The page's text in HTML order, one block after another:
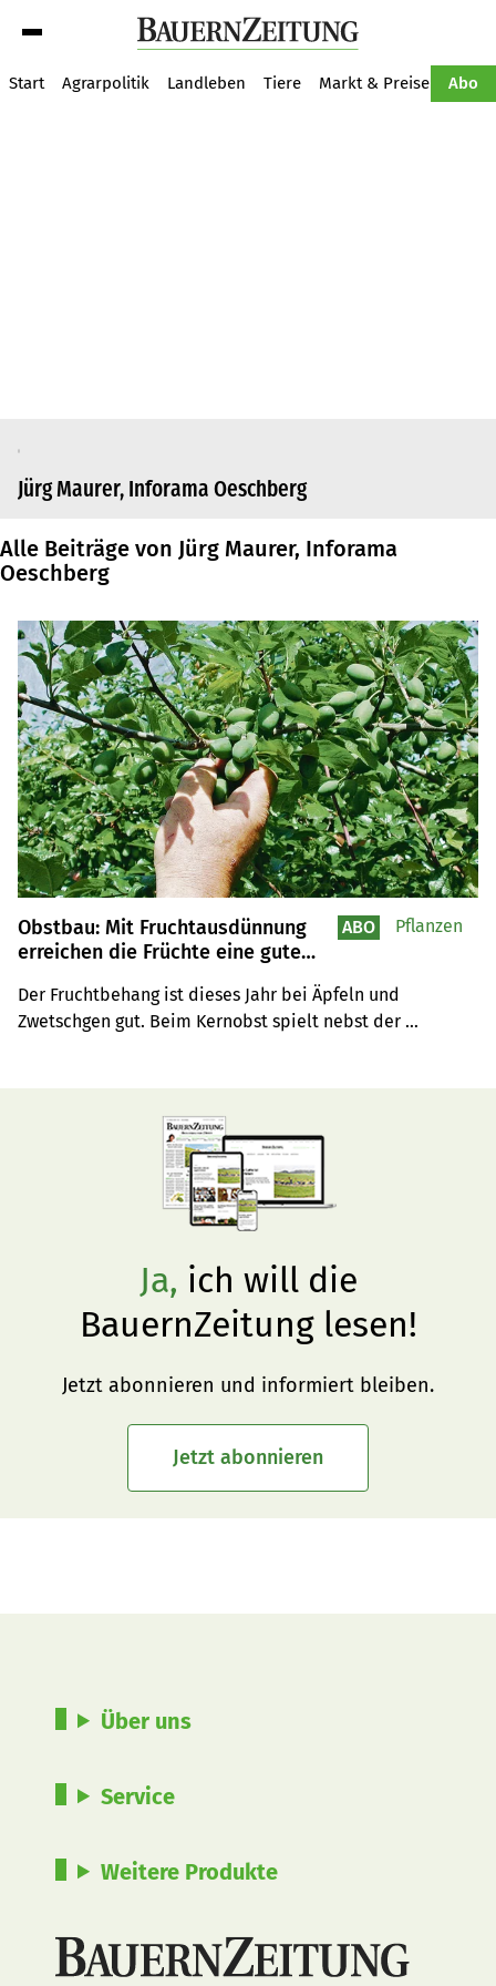
Start Agrarpolitik Landleben Tiere Markt & Preise Abo
Jürg Maurer, Inforama Oeschberg
Alle Beiträge von Jürg Maurer, Inforama
Oeschberg
Obstbau: Mit Fruchtausdünnung
erreichen die Früchte eine gute
Der Fruchtbehang ist dieses Jahr bei Äpfeln und
Zwetschgen gut. Beim Kernobst spielt nebst der
ABO Pflanzen
Ja, ich will die
BauernZeitung lesen!
Jetzt abonnieren und informiert bleiben.
Jetzt abonnieren
Über uns
Service
Weitere Produkte